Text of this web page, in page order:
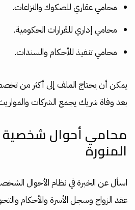
محامي عقاري للصكوك والنزاعات.
محامي إداري للقرارات الحكومية.
محامي تنفيذ للأحكام والسندات.
يمكن أن يحتاج الملف إلى أكثر من
بعد وفاة شريك يجمع الشركات
محامي أحوال شخصية
المنورة
اسأل عن الخبرة في نظام الأحوال
عقد الزواج وسجل الأسرة والأحكام